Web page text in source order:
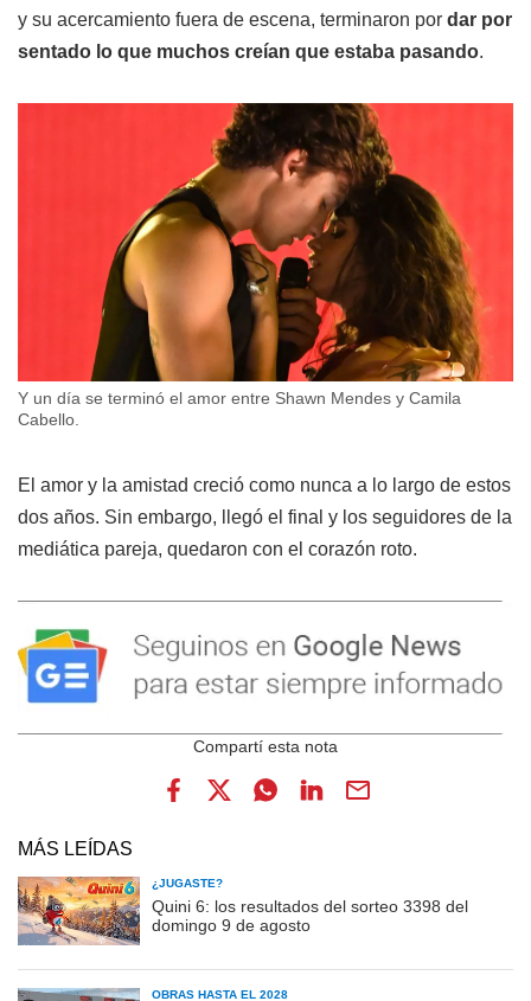
y su acercamiento fuera de escena, terminaron por dar por
sentado lo que muchos creían que estaba pasando.
Y un día se terminó el amor entre Shawn Mendes y Camila
Cabello.
El amor y la amistad creció como nunca a lo largo de estos
dos años. Sin embargo, llegó el final y los seguidores de la
mediática pareja, quedaron con el corazón roto.
MÁS LEÍDAS
¿JUGASTE?
Quini 6: los resultados del sorteo 3398 del
domingo 9 de agosto
OBRAS HASTA EL 2028